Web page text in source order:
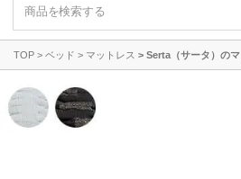
TOP ベッド マットレス Serta（サータ）の